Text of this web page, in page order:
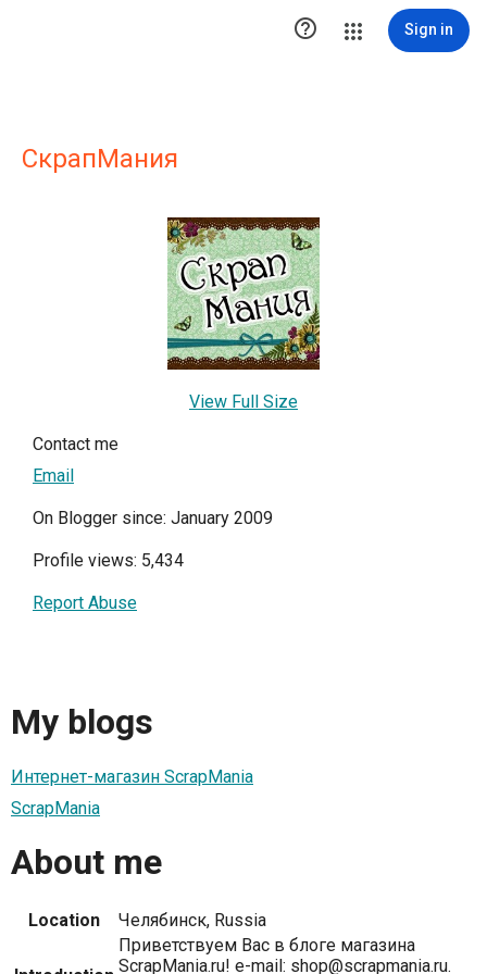
 Sign in
СкрапМания
View Full Size
Contact me
Email
On Blogger since: January 2009
Profile views: 5,434
Report Abuse
My blogs
Интернет-магазин ScrapMania
ScrapMania
About me
Location Челябинск, Russia
Приветствуем Вас в блоге магазина
ScrapMania.ru! e-mail: shop@scrapmania.ru.